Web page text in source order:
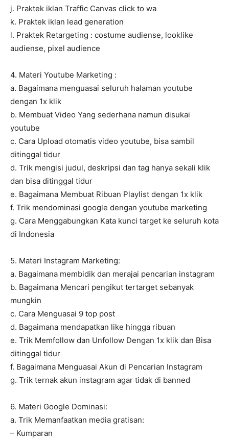
j. Praktek iklan Traffic Canvas click to wa
k. Praktek iklan lead generation
l. Praktek Retargeting : costume audiense, looklike
audiense, pixel audience
4. Materi Youtube Marketing :
a. Bagaimana menguasai seluruh halaman youtube
dengan 1x klik
b. Membuat Video Yang sederhana namun disukai
youtube
c. Cara Upload otomatis video youtube, bisa sambil
ditinggal tidur
d. Trik mengisi judul, deskripsi dan tag hanya sekali klik
dan bisa ditinggal tidur
e. Bagaimana Membuat Ribuan Playlist dengan 1x klik
f. Trik mendominasi google dengan youtube marketing
g. Cara Menggabungkan Kata kunci target ke seluruh kota
di Indonesia
5. Materi Instagram Marketing:
a. Bagaimana membidik dan merajai pencarian instagram
b. Bagaimana Mencari pengikut tertarget sebanyak
mungkin
c. Cara Menguasai 9 top post
d. Bagaimana mendapatkan like hingga ribuan
e. Trik Memfollow dan Unfollow Dengan 1x klik dan Bisa
ditinggal tidur
f. Bagaimana Menguasai Akun di Pencarian Instagram
g. Trik ternak akun instagram agar tidak di banned
6. Materi Google Dominasi:
a. Trik Memanfaatkan media gratisan:
– Kumparan